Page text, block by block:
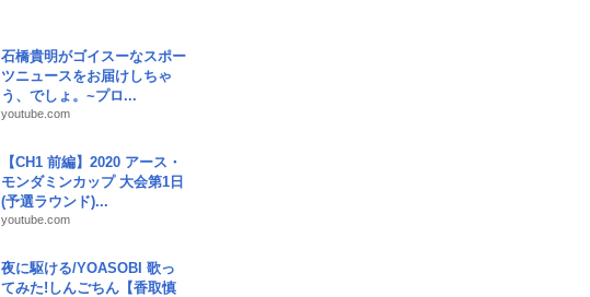
石橋貴明がゴイスーなスポー
ツニュースをお届けしちゃ
う、でしょ。~プロ...
youtube.com
【CH1 前編】2020 アース・
モンダミンカップ 大会第1日
(予選ラウンド)...
youtube.com
夜に駆ける/YOASOBI 歌っ
てみた!しんごちん【香取慎